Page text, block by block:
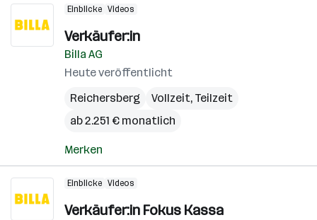
Einblicke Videos
Verkäufer:in
Billa AG
Heute veröffentlicht
Reichersberg
Vollzeit, Teilzeit
ab 2.251 € monatlich
Merken
Einblicke Videos
Verkäufer:in Fokus Kassa